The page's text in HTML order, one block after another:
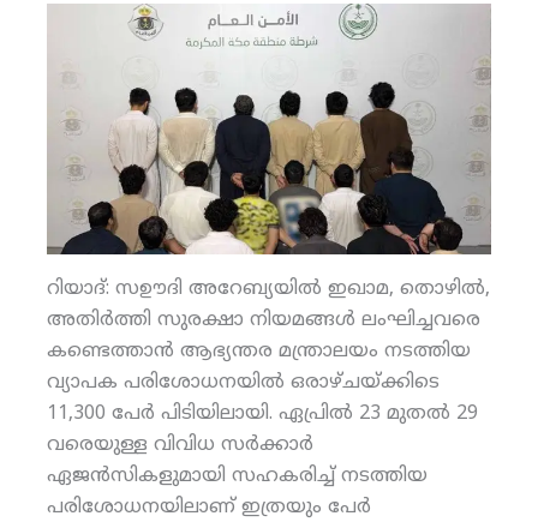
റിയാദ്: സഊദി അറേബ്യയില്‍ ഇഖാമ, തൊഴില്‍,
അതിര്‍ത്തി സുരക്ഷാ നിയമങ്ങള്‍ ലംഘിച്ചവരെ
കണ്ടെത്താന്‍ ആഭ്യന്തര മന്ത്രാലയം നടത്തിയ
വ്യാപക പരിശോധനയില്‍ ഒരാഴ്ചയ്ക്കിടെ
11,300 പേര്‍ പിടിയിലായി. ഏപ്രില്‍ 23 മുതല്‍ 29
വരെയുള്ള വിവിധ സര്‍ക്കാര്‍
ഏജന്‍സികളുമായി സഹകരിച്ച് നടത്തിയ
പരിശോധനയിലാണ് ഇത്രയും പേര്‍